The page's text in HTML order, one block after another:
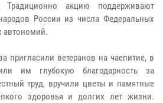
Традиционно акцию поддерживают
России из числа Федеральных
автономий.
пригласили ветеранов на чаепитие, в
им глубокую благодарность за
труд, вручили цветы и памятные
здоровья и долгих лет жизни.